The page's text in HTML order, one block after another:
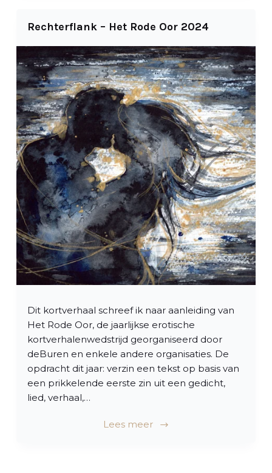
Rechterflank – Het Rode Oor 2024
Dit kortverhaal schreef ik naar aanleiding van
Het Rode Oor, de jaarlijkse erotische
kortverhalenwedstrijd georganiseerd door
deBuren en enkele andere organisaties. De
opdracht dit jaar: verzin een tekst op basis van
een prikkelende eerste zin uit een gedicht,
lied, verhaal,…
Lees meer